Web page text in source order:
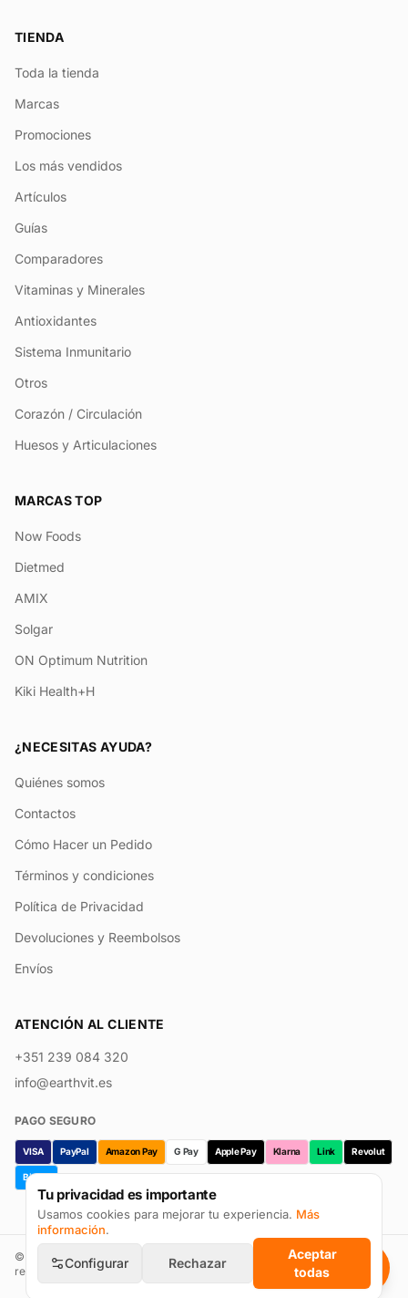
Tu privacidad es importante
Usamos cookies para mejorar tu experiencia. Más
información.
Configurar Rechazar
Aceptar
todas
TIENDA
Toda la tienda
Marcas
Promociones
Los más vendidos
Artículos
Guías
Comparadores
Vitaminas y Minerales
Antioxidantes
Sistema Inmunitario
Otros
Corazón / Circulación
Huesos y Articulaciones
MARCAS TOP
Now Foods
Dietmed
AMIX
Solgar
ON Optimum Nutrition
Kiki Health+H
¿NECESITAS AYUDA?
Quiénes somos
Contactos
Cómo Hacer un Pedido
Términos y condiciones
Política de Privacidad
Devoluciones y Reembolsos
Envíos
ATENCIÓN AL CLIENTE
+351 239 084 320
info@earthvit.es
PAGO SEGURO
VISA PayPal Amazon Pay G Pay Apple Pay Klarna Link Revolut
Bizum
© 2026Earthvit · Prevpharma Unipessoal Lda. Todos los derechos
reservados.
Configurar cookies
Reseñas en Trustpilot